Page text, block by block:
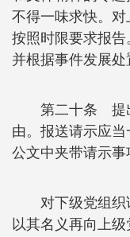
不得一味求快。
按照时限要求报告
并根据事件发展处
第二十条 提
由。报送请示应
公文中夹带请示事
对下级党组
以其名义再向上